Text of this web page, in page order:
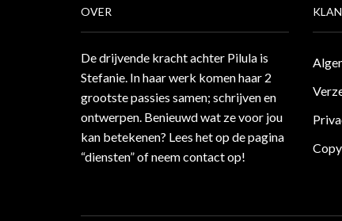
OVER
De drijvende kracht achter Pilula is
Stefanie. In haar werk komen haar 2
grootste passies samen; schrijven en
ontwerpen. Benieuwd wat ze voor jou
kan betekenen? Lees het op de pagina
“diensten”of neemcontactop!